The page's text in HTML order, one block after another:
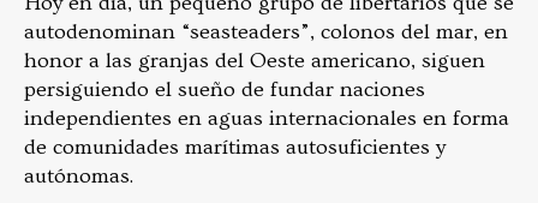
autodenominan “seasteaders”, colonos del mar, en
honor a las granjas del Oeste americano, siguen
persiguiendo el sueño de fundar naciones
independientes en aguas internacionales en forma
de comunidades marítimas autosuficientes y
autónomas.